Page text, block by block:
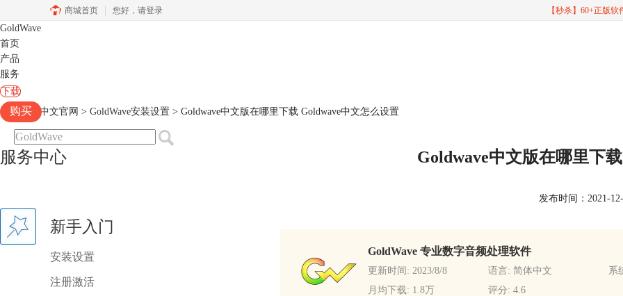
商城首页 您好， 请登录 【秒杀】60+正版
GoldWave
首页
产品
服务
下载
购买
Goldwave中文官网 > GoldWave安装设置 > Goldwave中文版在哪里下载 Goldwave中文怎么设置
服务中心
新手入门
安装设置
注册激活
Goldwave中文版在哪里下
发布时间：2021-
GoldWave 专业数字音频处理软件
更新时间: 2023/8/8 语言: 简体中文
系
月均下载: 1.8万
评分: 4.6